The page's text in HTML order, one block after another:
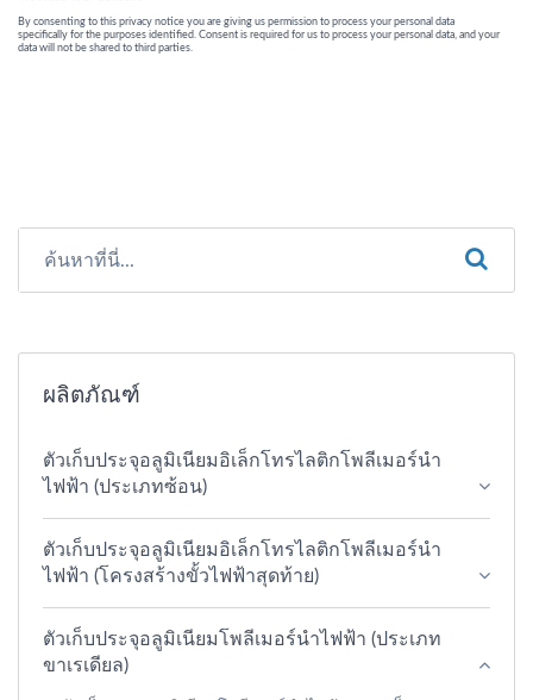
ผลิตภัณฑ์
ตัวเก็บประจุอลูมิเนียมอิเล็กโทรไลติกโพลีเมอร์นำ
ไฟฟ้า (ประเภทซ้อน)
ตัวเก็บประจุอลูมิเนียมอิเล็กโทรไลติกโพลีเมอร์นำ
ไฟฟ้า (โครงสร้างขั้วไฟฟ้าสุดท้าย)
ตัวเก็บประจุอลูมิเนียมโพลีเมอร์นำไฟฟ้า (ประเภท
ขาเรเดียล)